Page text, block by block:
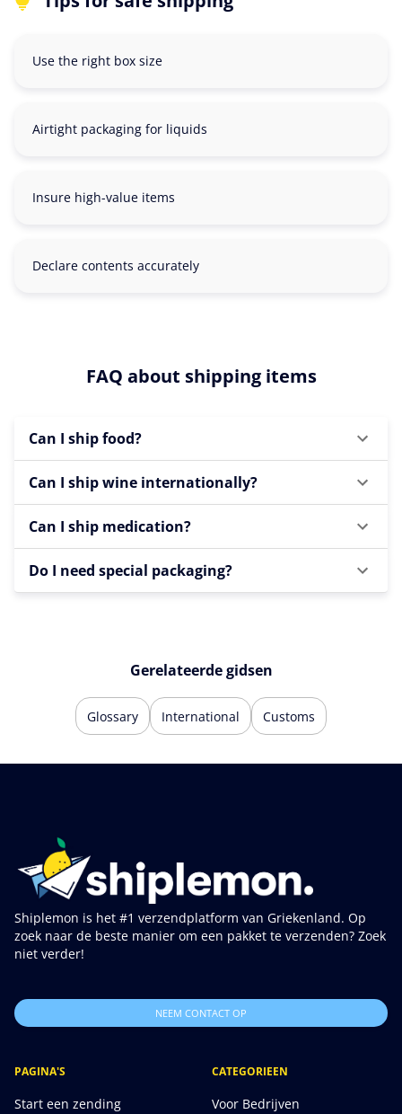
Use the right box size
Airtight packaging for liquids
Insure high-value items
Declare contents accurately
FAQ about shipping items
Can I ship food?
Can I ship wine internationally?
Can I ship medication?
Do I need special packaging?
Gerelateerde gidsen
Glossary International Customs
Shiplemon is het #1 verzendplatform van Griekenland. Op
zoek naar de beste manier om een pakket te verzenden? Zoek
niet verder!
NEEM CONTACT OP
PAGINA'S
Start een zending
CATEGORIEEN
Voor Bedrijven